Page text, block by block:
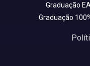
Graduação
Graduação